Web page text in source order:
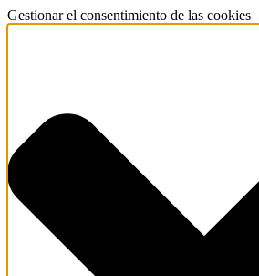
Gestionar el consentimiento de las cookies